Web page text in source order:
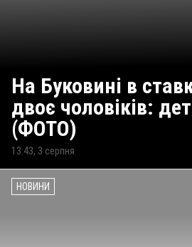
На Буковині в
двоє чоловіків:
(ФОТО)
13:43, 3 серпня
НОВИНИ